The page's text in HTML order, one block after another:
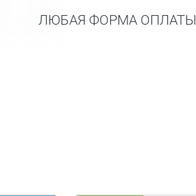
ЛЮБАЯ ФОРМА ОПЛАТЫ